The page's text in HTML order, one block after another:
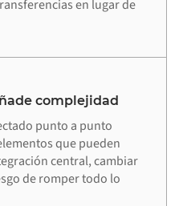
en lugar de
complejidad
punto a punto
que pueden
central, cambiar
de romper todo lo